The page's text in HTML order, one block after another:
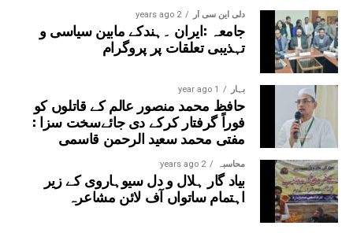
دلی این سی آر 2 years ago
جامعہ :ایران ۔ہندکے مابین سیاسی و
تہذیبی تعلقات پر پروگرام
بہار 1 year ago
حافظ محمد منصور عالم کے قاتلوں کو
فوراً گرفتار کرکے دی جائےسخت سزا :
مفتی محمد سعید الرحمن قاسمی
محاسبہ 2 years ago
بیاد گار ہلال و دل سیوہاروی کے زیر
اہتمام ساتواں آف لائن مشاعرہ